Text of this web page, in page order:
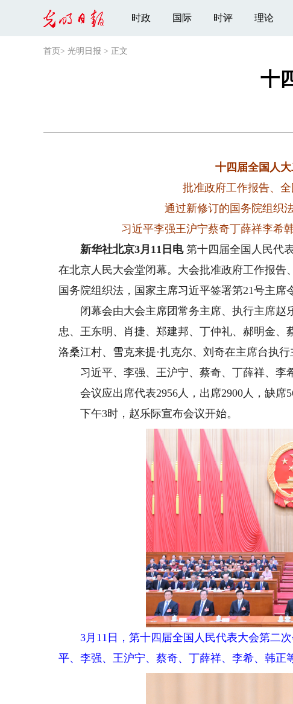
时政 国际 时评 理论
首页 > 光明日报 > 正文
十
十四届全国人
批准政府工作报告、
通过新修订的国务院组织
习近平李强王沪宁蔡奇丁薛祥李希
新华社北京3月11日电第十四届全国人民代
在北京人民大会堂闭幕。大会批准政府工作报
国务院组织法，国家主席习近平签署第21号主席
闭幕会由大会主席团常务主席、执行主席赵
忠、王东明、肖捷、郑建邦、丁仲礼、郝明金、
洛桑江村、雪克来提·扎克尔、刘奇在主席台执行
习近平、李强、王沪宁、蔡奇、丁薛祥、李
会议应出席代表2956人，出席2900人，缺席
下午3时，赵乐际宣布会议开始。
3月11日，第十四届全国人民代表大会第二次
平、李强、王沪宁、蔡奇、丁薛祥、李希、韩正